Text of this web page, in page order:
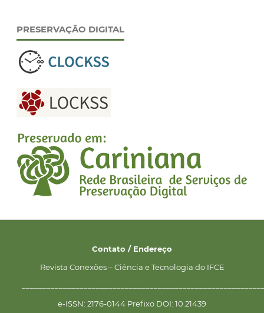
PRESERVAÇÃO DIGITAL
Contato / Endereço
Revista Conexões – Ciência e Tecnologia do IFCE
e-ISSN: 2176-0144 Prefixo DOI: 10.21439